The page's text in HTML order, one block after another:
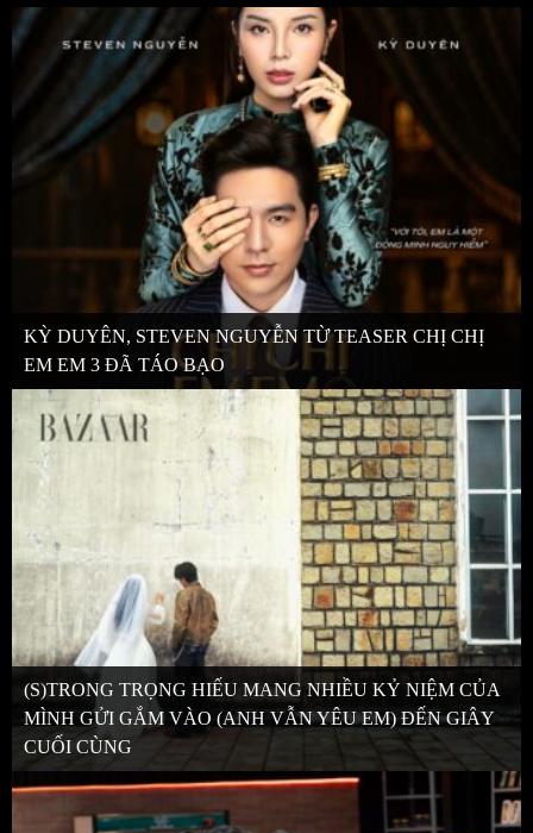
KỲ DUYÊN, STEVEN NGUYỄN TỪ TEASER CHỊ CHỊ
EM EM 3 ĐÃ TÁO BẠO
(S)TRONG TRỌNG HIẾU MANG NHIỀU KỶ NIỆM CỦA
MÌNH GỬI GẮM VÀO (ANH VẪN YÊU EM) ĐẾN GIÂY
CUỐI CÙNG